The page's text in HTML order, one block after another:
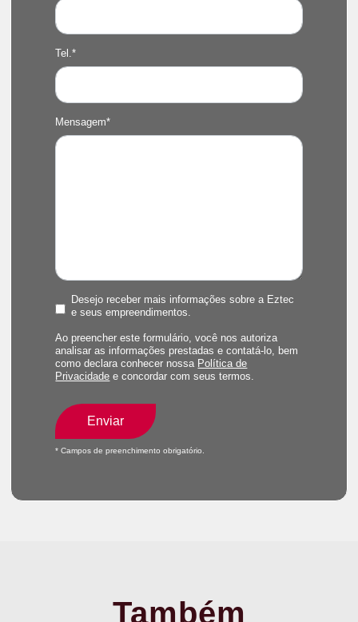
Tel.*
Mensagem*
Desejo receber mais informações sobre a Eztec
e seus empreendimentos.
Ao preencher este formulário, você nos autoriza
analisar as informações prestadas e contatá-lo, bem
como declara conhecer nossa Política de
Privacidade e concordar com seus termos.
Enviar
* Campos de preenchimento obrigatório.
Também